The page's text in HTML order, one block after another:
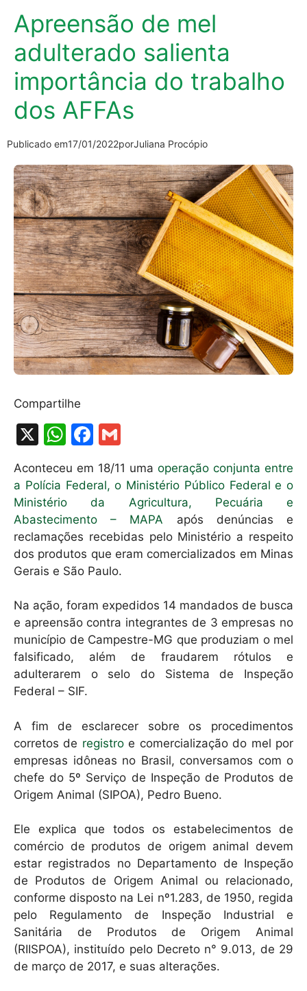
Apreensão de mel
adulterado salienta
importância do trabalho
dos AFFAs
Publicado em17/01/2022porJuliana Procópio
Compartilhe
X
W
at
s
A
p
p
F
a
c
e
b
o
o
m
ai
Aconteceu em 18/11 uma operação conjunta entre
a Polícia Federal, o Ministério Público Federal e o
Ministério da Agricultura, Pecuária e
Abastecimento – MAPA após denúncias e
reclamações recebidas pelo Ministério a respeito
dos produtos que eram comercializados em Minas
Gerais e São Paulo.
Na ação, foram expedidos 14 mandados de busca
e apreensão contra integrantes de 3 empresas no
município de Campestre-MG que produziam o mel
falsificado, além de fraudarem rótulos e
adulterarem o selo do Sistema de Inspeção
Federal – SIF.
A fim de esclarecer sobre os procedimentos
corretos de registro e comercialização do mel por
empresas idôneas no Brasil, conversamos com o
chefe do 5º Serviço de Inspeção de Produtos de
Origem Animal (SIPOA), Pedro Bueno.
Ele explica que todos os estabelecimentos de
comércio de produtos de origem animal devem
estar registrados no Departamento de Inspeção
de Produtos de Origem Animal ou relacionado,
conforme disposto na Lei nº1.283, de 1950, regida
pelo Regulamento de Inspeção Industrial e
Sanitária de Produtos de Origem Animal
(RIISPOA), instituído pelo Decreto n° 9.013, de 29
de março de 2017, e suas alterações.